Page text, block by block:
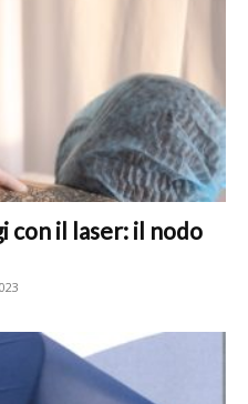
con il laser: il nodo